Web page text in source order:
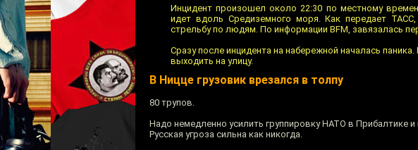
Инцидент произошел около 22:30 по местному
идет вдоль Средиземного моря. Как передает
стрельбу по людям. По информации BFM, завязалась
Сразу после инцидента на набережной началась
выходить на улицу.
В Ницце грузовик врезался в толпу
80 трупов.
Надо немедленно усилить группировку НАТО в Прибалтике
Русская угроза сильна как никогда.